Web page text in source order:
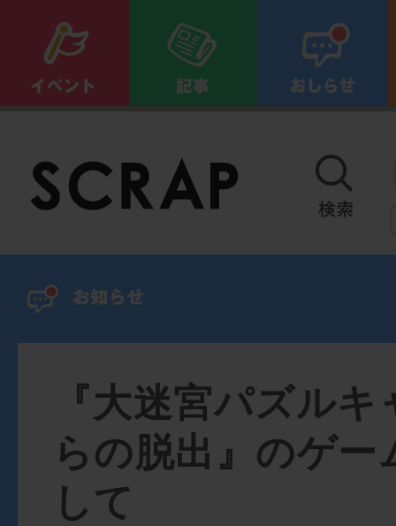
『大迷宮パズル
らの脱出』のゲー
して